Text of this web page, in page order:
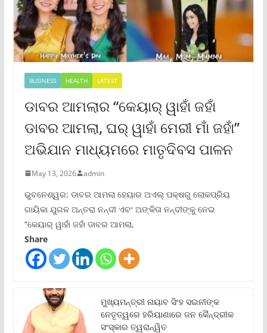
BUSINESS HEALTH LATEST
ଡାବର ଆମଲାର “କେୟାର୍ ୱାହାଁ ଜହାଁ
ଡାବର ଆମଲା, ଘର୍ ୱାହାଁ ମେରୀ ମାଁ ଜହାଁ”
ଅଭିଯାନ ମାଧ୍ୟମରେ ମାତୃଦିବସ ପାଳନ
May 13, 2026 admin
ଭୁବନେଶ୍ୱର: ଡାବର ଆମଲା ହେୟାର ଅଏଲ୍ ପକ୍ଷରୁ ଲୋକପ୍ରିୟ
ଗାୟିକା ଯୁଗଳ ଅନ୍ତରା ନନ୍ଦୀ ଏବଂ ଅଙ୍କିତା ନନ୍ଦୀଙ୍କୁ ନେଇ
“କେୟାର୍ ୱାହାଁ ଜହାଁ ଡାବର ଆମଲା,
Share
ମୁଖ୍ୟମନ୍ତ୍ରୀ ନାୟାବ ସିଂହ ସଇନୀଙ୍କ
ନେତୃତ୍ୱରେ ହରିୟାଣାରେ ଜନ କୈନ୍ଦ୍ରୀକ
ସଂସ୍କାର ତ୍ୱରାନ୍ୱିତ